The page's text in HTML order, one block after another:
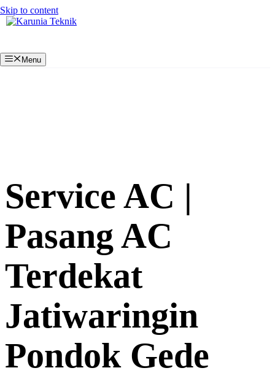
Skip to content
Menu
Service AC |
Pasang AC
Terdekat
Jatiwaringin
Pondok Gede